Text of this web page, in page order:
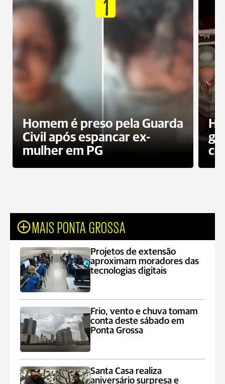
1
Homem é preso pela Guarda
Civil após espancar ex-
mulher em PG
MAIS PONTA GROSSA
Projetos de extensão
aproximam moradores das
tecnologias digitais
Frio, vento e chuva tomam
conta deste sábado em
Ponta Grossa
Santa Casa realiza
aniversário surpresa e